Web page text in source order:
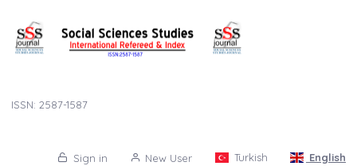
ISSN: 2587-1587
Sign in New User Turkish English